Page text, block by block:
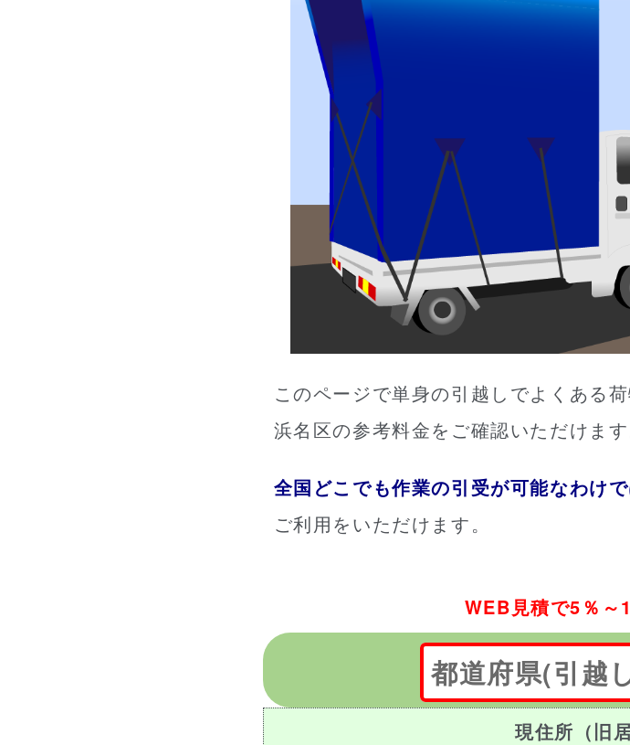
このページで単身の引越しでよくある
浜名区の参考料金をご確認いただけま
全国どこでも作業の引受が可能なわけ
ご利用をいただけます。
WEB見積で5％～
都道府県(引越
現住所（旧